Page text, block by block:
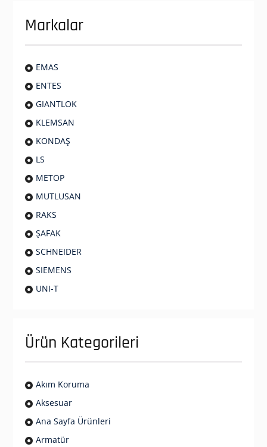
Markalar
EMAS
ENTES
GIANTLOK
KLEMSAN
KONDAŞ
LS
METOP
MUTLUSAN
RAKS
ŞAFAK
SCHNEIDER
SIEMENS
UNI-T
Ürün Kategorileri
Akım Koruma
Aksesuar
Ana Sayfa Ürünleri
Armatür